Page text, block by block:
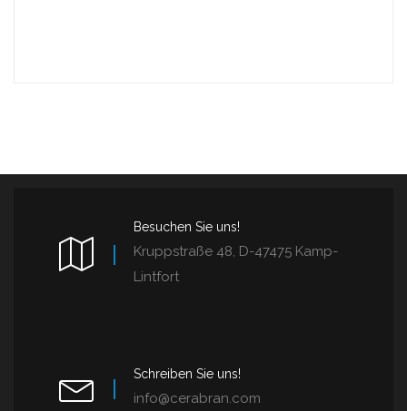
Besuchen Sie uns!
Kruppstraße 48, D-47475 Kamp-
Lintfort
Schreiben Sie uns!
info@cerabran.com